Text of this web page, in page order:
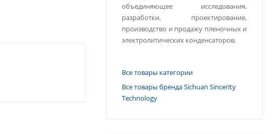
объединяющее исследования,
разработки, проектирование,
производство и продажу пленочных и
электролитических конденсаторов.
Все товары категории
Все товары бренда Sichuan Sincerity
Technology